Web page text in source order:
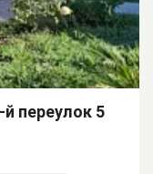
переулок 5